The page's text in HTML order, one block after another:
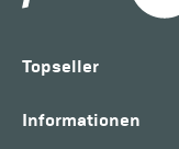
Topseller
Informationen